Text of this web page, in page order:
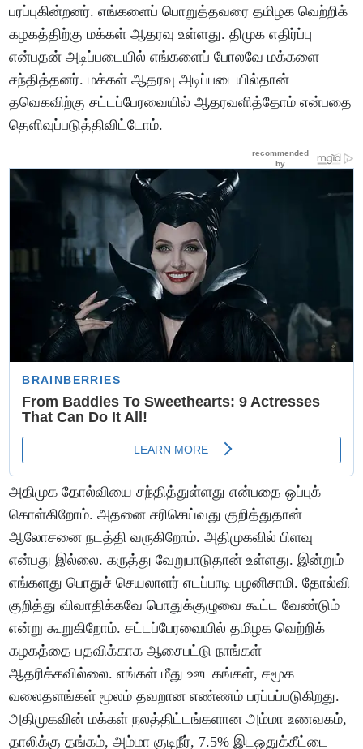
பரப்புகின்றனர். எங்களைப் பொறுத்தவரை தமிழக வெற்றிக்
கழகத்திற்கு மக்கள் ஆதரவு உள்ளது. திமுக எதிர்ப்பு
என்பதன் அடிப்படையில் எங்களைப் போலவே மக்களை
சந்தித்தனர். மக்கள் ஆதரவு அடிப்படையில்தான்
தவெகவிற்கு சட்டப்பேரவையில் ஆதரவளித்தோம் என்பதை
தெளிவுப்படுத்திவிட்டோம்.
அதிமுக தோல்வியை சந்தித்துள்ளது என்பதை ஒப்புக்
கொள்கிறோம். அதனை சரிசெய்வது குறித்துதான்
ஆலோசனை நடத்தி வருகிறோம். அதிமுகவில் பிளவு
என்பது இல்லை. கருத்து வேறுபாடுதான் உள்ளது. இன்றும்
எங்களது பொதுச் செயலாளர் எடப்பாடி பழனிசாமி. தோல்வி
குறித்து விவாதிக்கவே பொதுக்குழுவை கூட்ட வேண்டும்
என்று கூறுகிறோம். சட்டப்பேரவையில் தமிழக வெற்றிக்
கழகத்தை பதவிக்காக ஆசைபட்டு நாங்கள்
ஆதரிக்கவில்லை. எங்கள் மீது ஊடகங்கள், சமூக
வலைதளங்கள் மூலம் தவறான எண்ணம் பரப்பப்படுகிறது.
அதிமுகவின் மக்கள் நலத்திட்டங்களான அம்மா உணவகம்,
தாலிக்கு தங்கம், அம்மா குடிநீர், 7.5% இடஒதுக்கீட்டை